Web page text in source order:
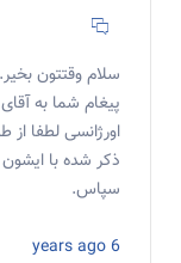
سلام وقتتون بخیر.
پیغام شما به
اورژانسی لطفا
ذکر شده با
سپاس.
6 years ago